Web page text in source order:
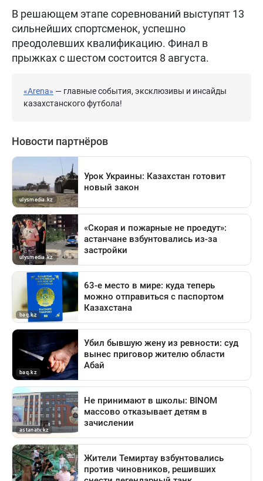
В решающем этапе соревнований выступят 13
сильнейших спортсменок, успешно
преодолевших квалификацию. Финал в
прыжках с шестом состоится 8 августа.
«Arena» — главные события, эксклюзивы и инсайды
казахстанского футбола!